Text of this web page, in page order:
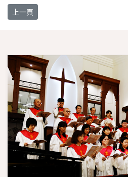
上一篇文章: 【教會消息】5/14
上一頁